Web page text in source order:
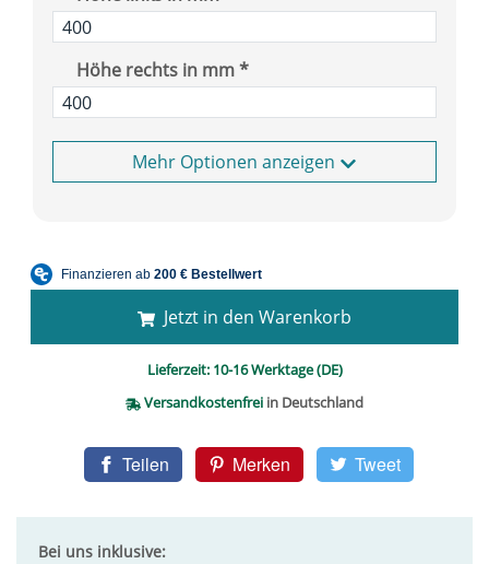
Höhe rechts in mm *
Optionen anzeigen
Jetzt in den Warenkorb
Lieferzeit:10-16 Werktage (DE)
Versandkostenfrei in Deutschland
Teilen Merken Tweet
Bei uns inklusive: